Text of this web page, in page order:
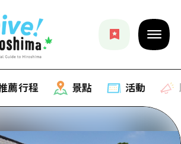
薦行程 景點 活動